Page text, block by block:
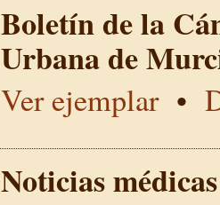
Boletín de la
Urbana de
Ver ejemplar•
Noticias